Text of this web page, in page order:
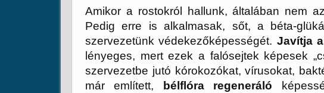
Amikor a rostokról hallunk, általában nem
Pedig erre is alkalmasak, sőt, a béta-
szervezetünk védekezőképességét. Javítja
lényeges, mert ezek a falósejtek képesek
szervezetbe jutó kórokozókat, vírusokat,
már említett,
bélflóra regeneráló